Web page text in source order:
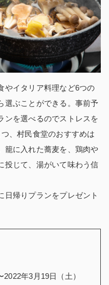
やイタリア料理など6つの
選ぶことができる。事前予
ンを選べるのでストレスを
、村民食堂のおすすめは
籠に入れた蕎麦を、鶏肉や
投じて、湯がいて味わう信
日帰りプランをプレゼント
年3月19日（土）